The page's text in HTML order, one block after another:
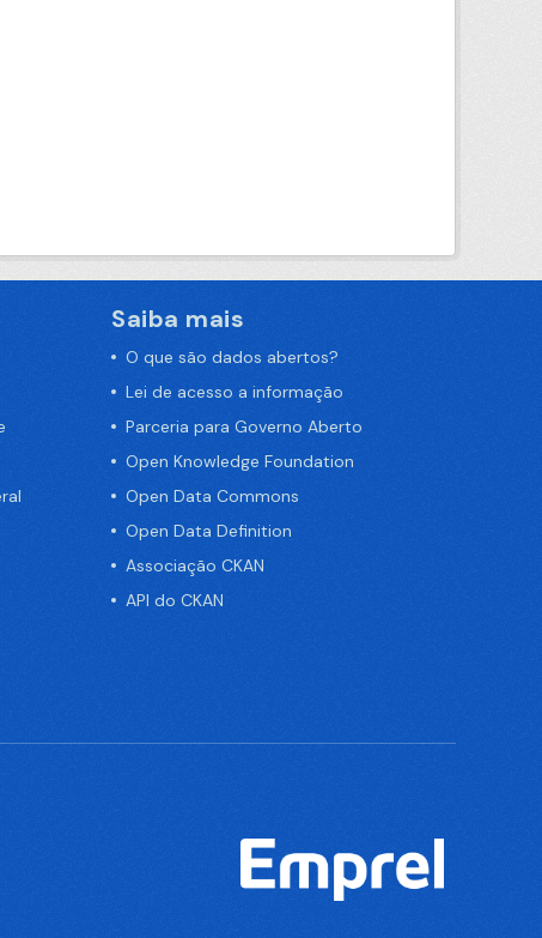
Saiba mais
O que são dados abertos?
Lei de acesso a informação
Parceria para Governo Aberto
Open Knowledge Foundation
Open Data Commons
Open Data Definition
Associação CKAN
API do CKAN